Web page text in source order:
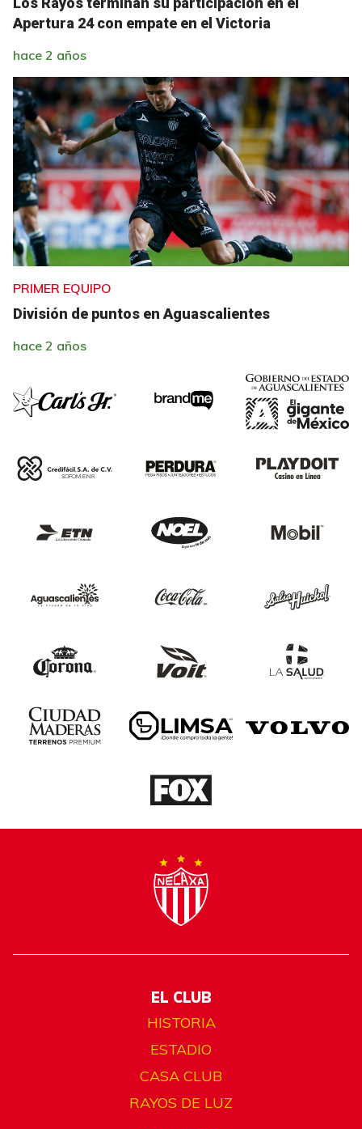
Apertura 24 con empate en el Victoria
hace 2 años
PRIMER EQUIPO
División de puntos en Aguascalientes
hace 2 años
EL CLUB
HISTORIA
ESTADIO
CASA CLUB
RAYOS DE LUZ